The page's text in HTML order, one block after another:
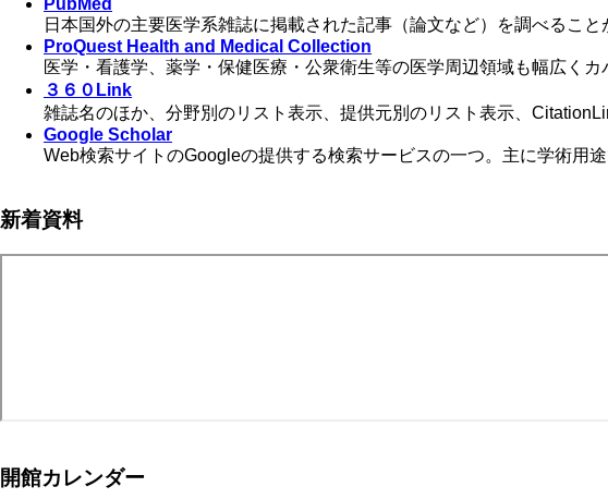
日本国外の主要医学系雑誌に掲載された記事（論文など）を調べること
ProQuest Health and Medical Collection
医学・看護学、薬学・保健医療・公衆衛生等の医学周辺領域も幅広くカ
３６０Link
雑誌名のほか、分野別のリスト表示、提供元別のリスト表示、
Google Scholar
Web検索サイトのGoogleの提供する検索サービスの一つ。主に学術用
新着資料
開館カレンダー